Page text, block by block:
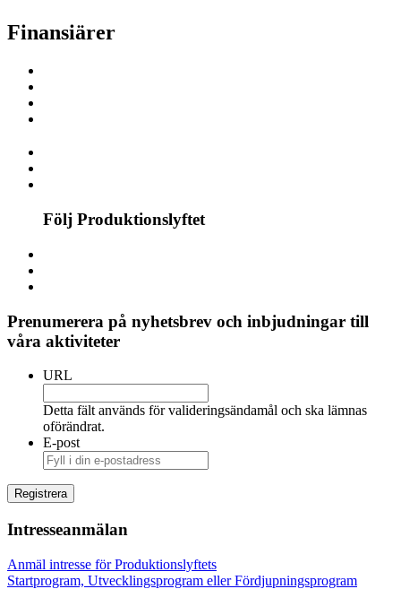
Finansiärer
Följ Produktionslyftet
Prenumerera på nyhetsbrev och inbjudningar till
våra aktiviteter
URL
Detta fält används för valideringsändamål och ska lämnas
oförändrat.
E-post
Intresseanmälan
Anmäl intresse för Produktionslyftets
Startprogram, Utvecklingsprogram eller Fördjupningsprogram